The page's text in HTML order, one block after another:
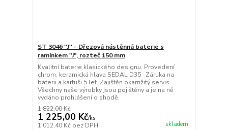
ST 3046 ''J'' - Dřezová nástěnná baterie s
ramínkem "J", rozteč 150 mm
Kvalitní baterie klasického designu. Provedení
chrom, keramická hlava SEDAL D35 Záruka na
baterii a kartuši 5 let. Zajištěn okamžitý servis.
Všechny naše výrobky jsou pojištěny a je na ně
vydáno prohlášení o shodě.
1 822,00 Kč
1 225,00 Kč/ks
1 012,40 Kč bez DPH skladem